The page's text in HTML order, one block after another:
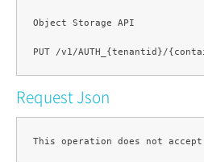
Object Storage API
Request Json